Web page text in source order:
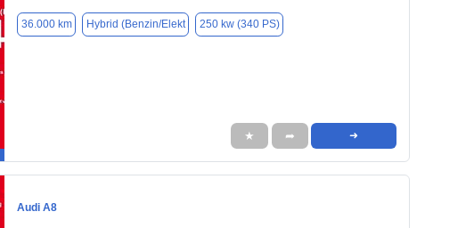
36.000 km Hybrid (Benzin/Elekt 250 kw (340 PS)
★ ➦ ➜
Audi A8